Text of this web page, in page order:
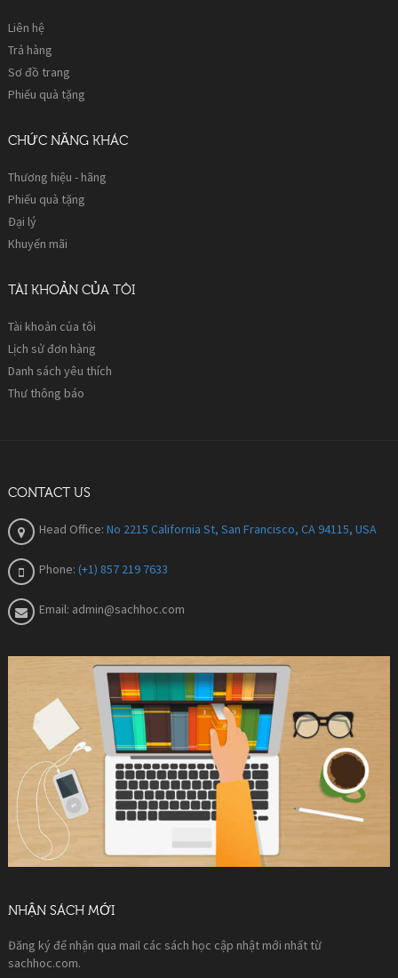
Liên hệ
Trả hàng
Sơ đồ trang
Phiếu quà tặng
CHỨC NĂNG KHÁC
Thương hiệu - hãng
Phiếu quà tặng
Đại lý
Khuyến mãi
TÀI KHOẢN CỦA TÔI
Tài khoản của tôi
Lịch sử đơn hàng
Danh sách yêu thích
Thư thông báo
CONTACT US
Head Office: No 2215 California St, San Francisco, CA 94115, USA
Phone: (+1) 857 219 7633
Email: admin@sachhoc.com
NHẬN SÁCH MỚI
Đăng ký để nhận qua mail các sách học cập nhật mới nhất từ
sachhoc.com.